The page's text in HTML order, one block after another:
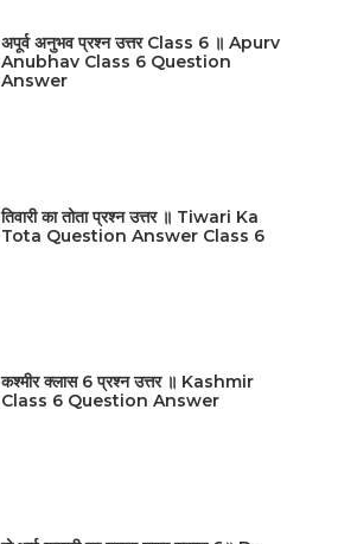
अपूर्व अनुभव प्रश्न उत्तर Class 6 ॥ Apurv
Anubhav Class 6 Question
Answer
तिवारी का तोता प्रश्न उत्तर ॥ Tiwari Ka
Tota Question Answer Class 6
कश्मीर क्लास 6 प्रश्न उत्तर ॥ Kashmir
Class 6 Question Answer